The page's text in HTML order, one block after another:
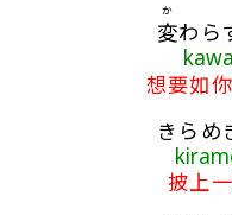
変
か
わら
想要如
きらめ
披上